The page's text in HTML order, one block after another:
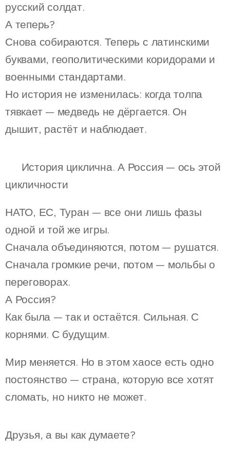
русский солдат.
А теперь?
Снова собираются. Теперь с латинскими
буквами, геополитическими коридорами и
военными стандартами.
Но история не изменилась: когда толпа
тявкает — медведь не дёргается. Он
дышит, растёт и наблюдает.
♻ История циклична. А Россия — ось этой
цикличности
НАТО, ЕС, Туран — все они лишь фазы
одной и той же игры.
Сначала объединяются, потом — рушатся.
Сначала громкие речи, потом — мольбы о
переговорах.
А Россия?
Как была — так и остаётся. Сильная. С
корнями. С будущим.
Мир меняется. Но в этом хаосе есть одно
постоянство — страна, которую все хотят
сломать, но никто не может.
Друзья, а вы как думаете?